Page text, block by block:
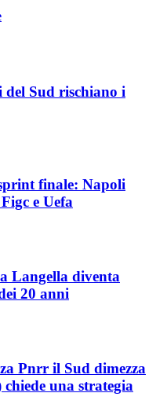
Sud rischiano i
finale: Napoli
e Uefa
Langella diventa
20 anni
Pnrr il Sud dimezza
una strategia